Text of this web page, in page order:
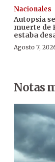
Nacionales
Autopsia
muerte de
estaba
Agosto 7,
Notas